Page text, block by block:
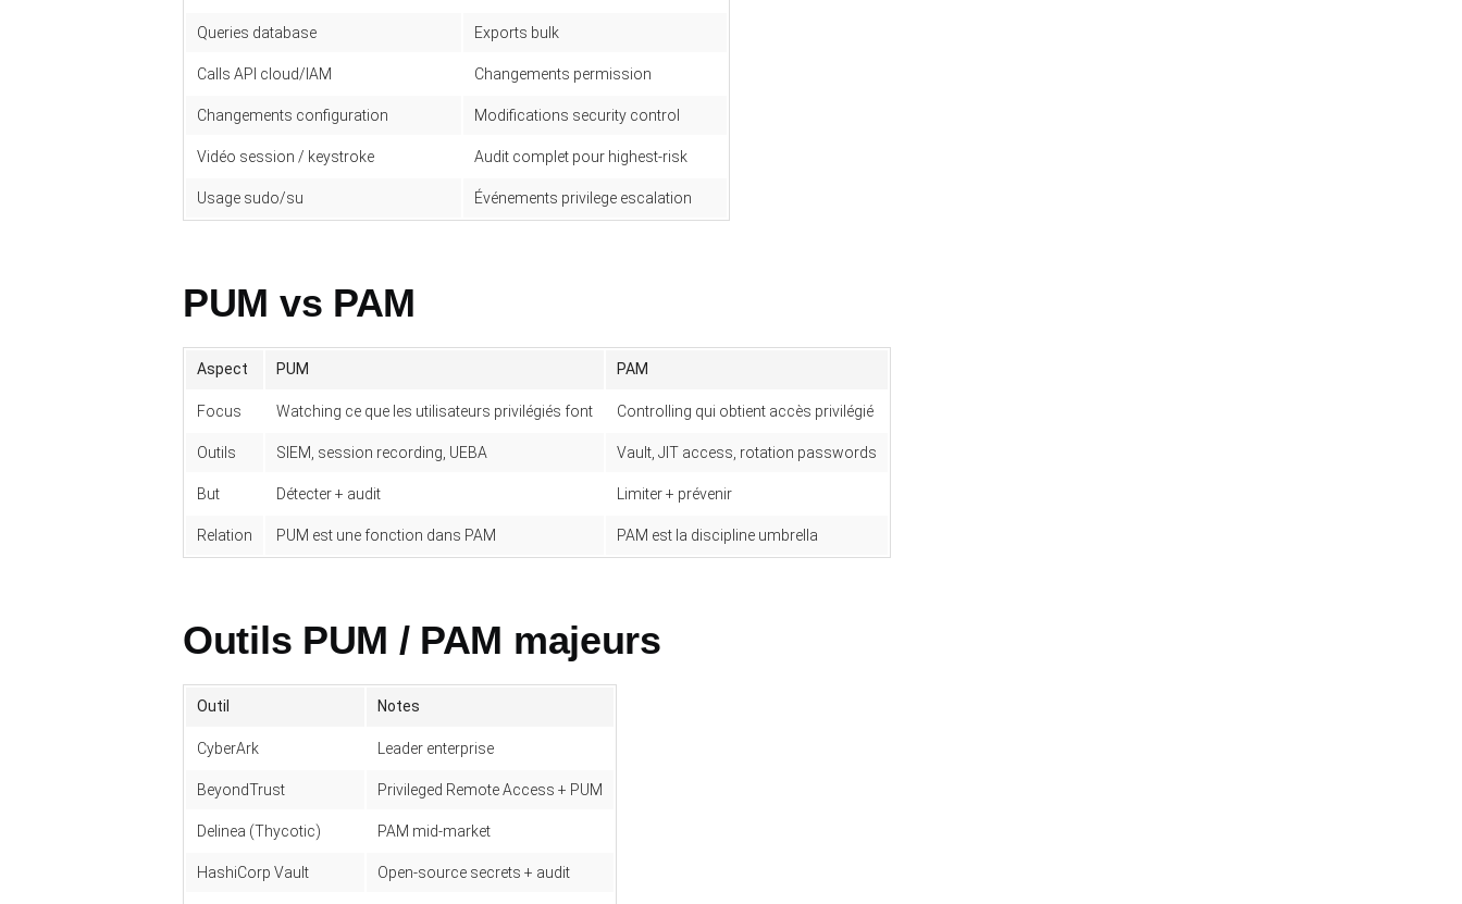
Queries database Exports bulk
Calls API cloud/IAM Changements permission
Changements configuration Modifications security control
Vidéo session / keystroke Audit complet pour highest-risk
Usage sudo/su Événements privilege escalation
PUM vs PAM
Aspect PUM PAM
Focus Watching ce que les utilisateurs privilégiés font Controlling qui obtient accès privilégié
Outils SIEM, session recording, UEBA Vault, JIT access, rotation passwords
But Détecter + audit Limiter + prévenir
Relation PUM est une fonction dans PAM PAM est la discipline umbrella
Outils PUM / PAM majeurs
Outil Notes
CyberArk Leader enterprise
BeyondTrust Privileged Remote Access + PUM
Delinea (Thycotic) PAM mid-market
HashiCorp Vault Open-source secrets + audit